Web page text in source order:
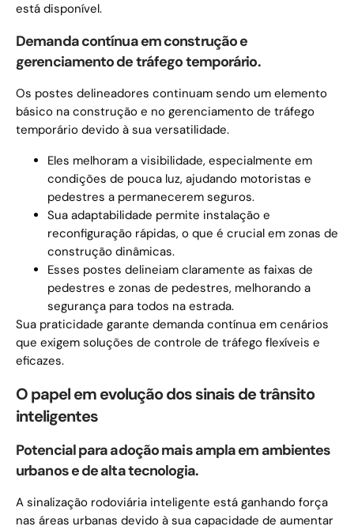
está disponível.
Demanda contínua em construção e
gerenciamento de tráfego temporário.
Os postes delineadores continuam sendo um elemento
básico na construção e no gerenciamento de tráfego
temporário devido à sua versatilidade.
Eles melhoram a visibilidade, especialmente em
condições de pouca luz, ajudando motoristas e
pedestres a permanecerem seguros.
Sua adaptabilidade permite instalação e
reconfiguração rápidas, o que é crucial em zonas de
construção dinâmicas.
Esses postes delineiam claramente as faixas de
pedestres e zonas de pedestres, melhorando a
segurança para todos na estrada.
Sua praticidade garante demanda contínua em cenários
que exigem soluções de controle de tráfego flexíveis e
eficazes.
O papel em evolução dos sinais de trânsito
inteligentes
Potencial para adoção mais ampla em ambientes
urbanos e de alta tecnologia.
A sinalização rodoviária inteligente está ganhando força
nas áreas urbanas devido à sua capacidade de aumentar